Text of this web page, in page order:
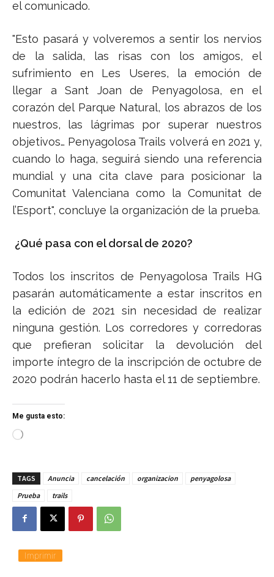
el comunicado.
"Esto pasará y volveremos a sentir los nervios
de la salida, las risas con los amigos, el
sufrimiento en Les Useres, la emoción de
llegar a Sant Joan de Penyagolosa, en el
corazón del Parque Natural, los abrazos de los
nuestros, las lágrimas por superar nuestros
objetivos… Penyagolosa Trails volverá en 2021 y,
cuando lo haga, seguirá siendo una referencia
mundial y una cita clave para posicionar la
Comunitat Valenciana como la Comunitat de
l’Esport", concluye la organización de la prueba.
¿Qué pasa con el dorsal de 2020?
Todos los inscritos de Penyagolosa Trails HG
pasarán automáticamente a estar inscritos en
la edición de 2021 sin necesidad de realizar
ninguna gestión. Los corredores y corredoras
que prefieran solicitar la devolución del
importe íntegro de la inscripción de octubre de
2020 podrán hacerlo hasta el 11 de septiembre.
Me gusta esto:
C
a
o
.
.
TAGS Anuncia cancelación organizacion
penyagolosa
Prueba
trails
Imprimir